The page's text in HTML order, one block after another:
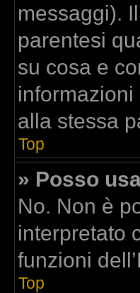
messaggi).
parentesi
su cosa e
alla stessa
Top
» Posso
No. Non è
interpretato
funzioni
Top